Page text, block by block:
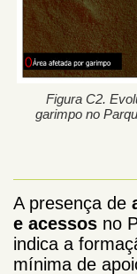
Figura C2.
garimpo no
A presença de
e acessos no
indica a
mínima de